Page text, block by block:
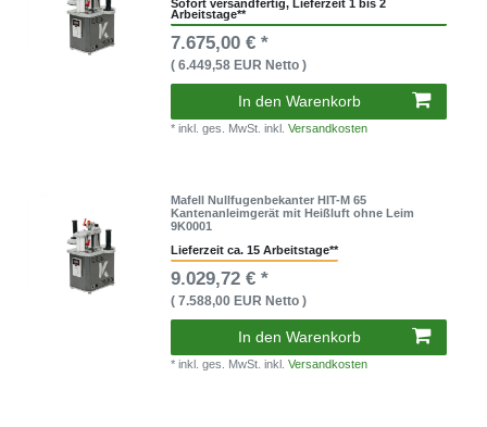
Sofort versandfertig, Lieferzeit 1 bis 2
Arbeitstage**
7.675,00 € *
( 6.449,58 EUR Netto )
In den Warenkorb
* inkl. ges. MwSt. inkl.Versandkosten
Mafell Nullfugenbekanter HIT-M 65
Kantenanleimgerät mit Heißluft ohne Leim
9K0001
Lieferzeit ca. 15 Arbeitstage**
9.029,72 € *
( 7.588,00 EUR Netto )
In den Warenkorb
* inkl. ges. MwSt. inkl.Versandkosten